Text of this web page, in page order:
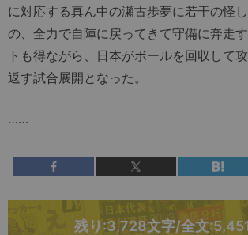
に対応する真ん中の瀬古歩夢に若干の怪
の、全力で自陣に戻ってきて守備に奔走
トも得ながら、日本がボールを回収して
返す試合展開となった。
……
残り:3,728文字/全文